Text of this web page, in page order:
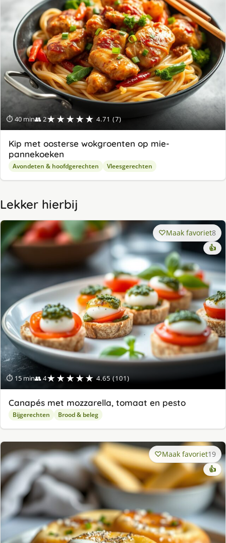
⏱ 40 min👥 2★★★★★ 4.71 (7)
Kip met oosterse wokgroenten op mie-
pannekoeken
Avondeten & hoofdgerechten Vleesgerechten
Lekker hierbij
⏱ 15 min👥 4★★★★★ 4.65 (101)
Maak favoriet8
👍
Canapés met mozzarella, tomaat en pesto
Bijgerechten Brood & beleg
Maak favoriet19
👍